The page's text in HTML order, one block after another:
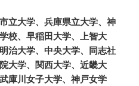
立大学、兵庫県立大学、神
校、早稲田大学、上智大
治大学、中央大学、同志社
大学、関西大学、近畿大
庫川女子大学、神戸女学